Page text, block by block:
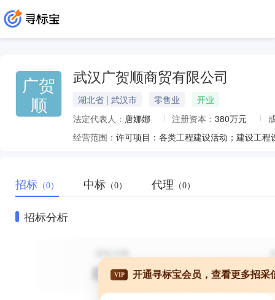
广贺
顺
武汉广贺顺商贸有限公司
湖北省 | 武汉市 零售业
开业
法定代表人： 唐娜娜 注册资本： 380万元
经营范围：
招标 （0） 中标 （0） 代理 （0）
招标分析
VIP 开通寻标宝会员，查看更多招采